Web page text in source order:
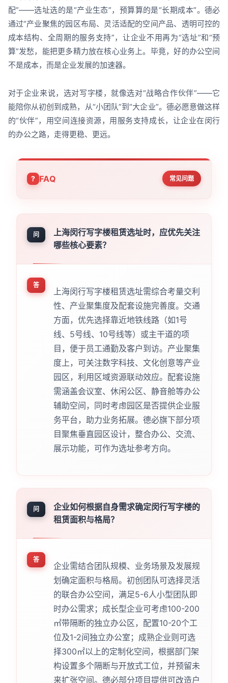
配”——选址选的是“产业生态”，预算算的是“长期成本”。德必
通过“产业聚焦的园区布局、灵活适配的空间产品、透明可控的
成本结构、全周期的服务支持”，让企业不用再为“选址”和“预
算”发愁，能把更多精力放在核心业务上。毕竟，好的办公空间
不是成本，而是企业发展的加速器。
对于企业来说，选对写字楼，就像选对“战略合作伙伴”——它
能陪你从初创到成熟，从“小团队”到“大企业”。德必愿意做这样
的“伙伴”，用空间连接资源，用服务支持成长，让企业在闵行
的办公之路，走得更稳、更远。
FAQ 常见问题
问
上海闵行写字楼租赁选址时，应优先关注
哪些核心要素？
答
上海闵行写字楼租赁选址需综合考量交利
性、产业聚集度及配套设施完善度。交通
方面，优先选择靠近地铁线路（如1号
线、5号线、10号线等）或主干道的项
目，便于员工通勤及客户到访。产业聚集
度上，可关注数字科技、文化创意等产业
园区，利用区域资源联动效应。配套设施
需涵盖会议室、休闲公区、静音舱等办公
辅助空间，同时考虑园区是否提供企业服
务平台，助力业务拓展。德必旗下部分项
目聚焦垂直园区设计，整合办公、交流、
展示功能，可作为选址参考方向。
问
企业如何根据自身需求确定闵行写字楼的
租赁面积与格局？
答
企业需结合团队规模、业务场景及发展规
划确定面积与格局。初创团队可选择灵活
的联合办公空间，满足5-6人小型团队即
时办公需求；成长型企业可考虑100-200
㎡带隔断的独立办公区，配置10-20个工
位及1-2间独立办公室；成熟企业则可选
择300㎡以上的定制化空间，根据部门架
构设置多个隔断与开放式工位，并预留未
来扩张空间。德必部分项目提供可改造户